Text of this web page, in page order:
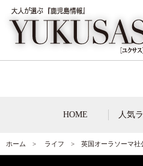
HOME 人気
ホーム > ライフ > 英国オーラソーマ